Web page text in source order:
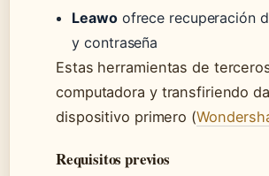
Leawoofrece recuperación
y contraseña
Estas herramientas de
computadora y transfiriendo
dispositivo primero (
Requisitos previos